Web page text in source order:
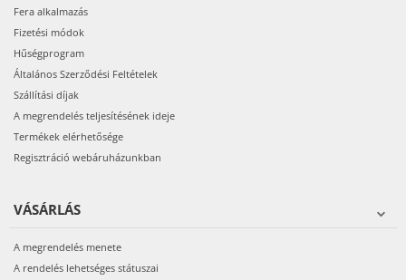
Fera alkalmazás
Fizetési módok
Hűségprogram
Általános Szerződési Feltételek
Szállítási díjak
A megrendelés teljesítésének ideje
Termékek elérhetősége
Regisztráció webáruházunkban
VÁSÁRLÁS
A megrendelés menete
A rendelés lehetséges státuszai